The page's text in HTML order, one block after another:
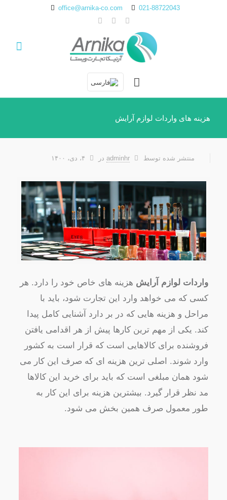
021-88722043
office@arnika-co.com
هزینه های واردات لوازم آرایش
منتشر شده توسط adminhr در ۴، دی، ۱۴۰۰
واردات لوازم آرایش هزینه های خاص خود را دارد. هر
کسی که می خواهد وارد این تجارت شود، باید با
مراحل و هزینه هایی که در بر دارد آشنایی کامل پیدا
کند. یکی از مهم ترین کارها پیش از هر اقدامی یافتن
فروشنده برای کالاهایی است که قرار است به کشور
وارد شوند. اصلی ترین هزینه ای که صرف این کار می
شود همان مبلغی است که باید برای خرید این کالاها
مد نظر قرار گیرد. بیشترین هزینه برای این کار به
طور معمول صرف همین بخش می شود.